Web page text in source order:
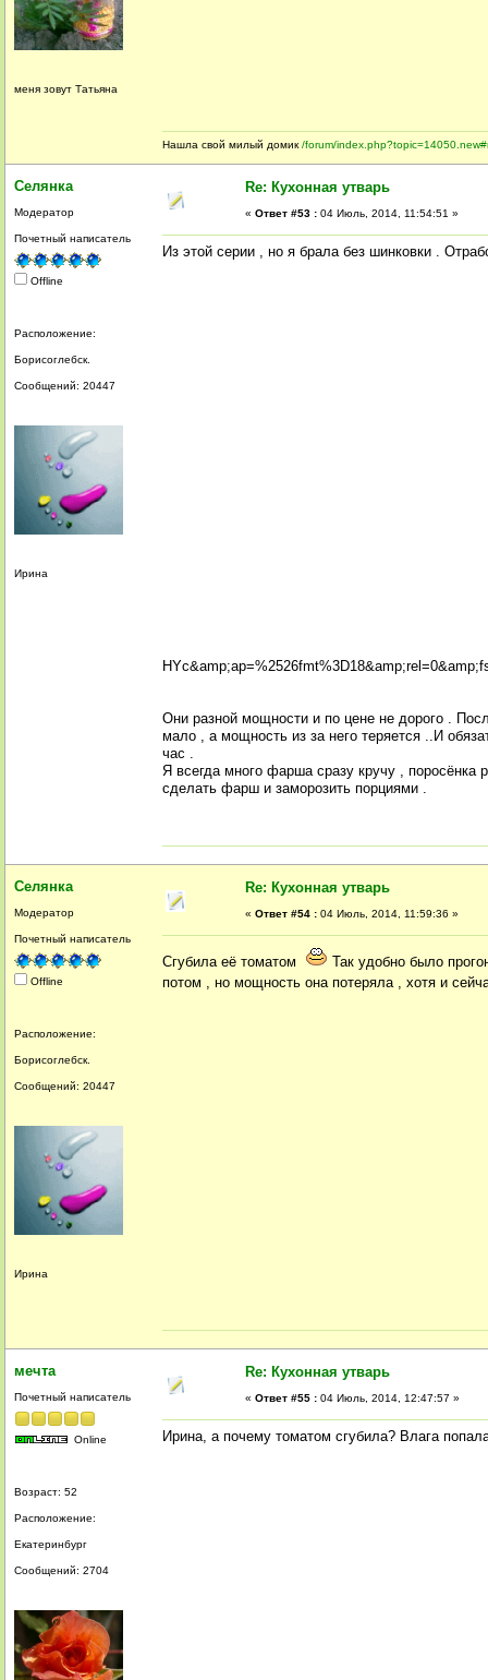
меня зовут Татьяна
Нашла свой милый домик /forum/
Селянка
Модератор
Почетный написатель
Offline
Расположение:
Борисоглебск.
Сообщений: 20447
Ирина
Re: Кухонная утварь
« Ответ #53 : 04 Июль, 2014, 11:54:51 »
Из этой серии , но я брала без шинковки .
Они разной мощности и по цене не дорого .
мало , а мощность из за него теряется ..И
час .
Я всегда много фарша сразу кручу ,
сделать фарш и заморозить порциями .
Селянка
Модератор
Почетный написатель
Offline
Расположение:
Борисоглебск.
Сообщений: 20447
Ирина
Re: Кухонная утварь
« Ответ #54 : 04 Июль, 2014, 11:59:36 »
Сгубила её томатом
Так удобно было
потом , но мощность она потеряла , хотя и
мечта
Почетный написатель
Online
Возраст: 52
Расположение:
Екатеринбург
Сообщений: 2704
Re: Кухонная утварь
« Ответ #55 : 04 Июль, 2014, 12:47:57 »
Ирина, а почему томатом сгубила? Влага